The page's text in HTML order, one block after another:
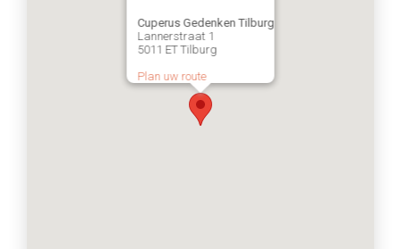
Cuperus Gedenken Tilburg
Lannerstraat 1
5011 ET Tilburg
Plan uw route